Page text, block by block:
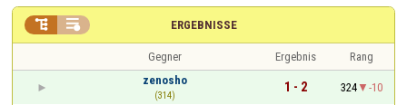
ERGEBNISSE
 
Gegner Ergebnis
Rang
zenosho
(314)
1 - 2 324
-10